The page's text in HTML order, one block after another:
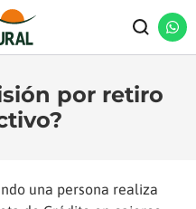
por retiro
una persona realiza